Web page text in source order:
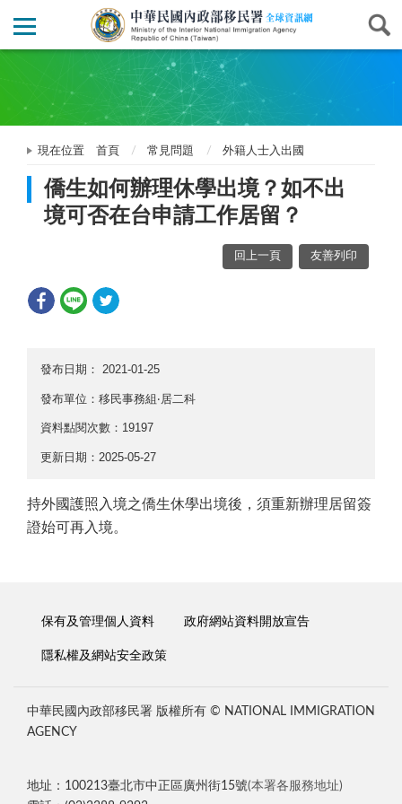
現在位置 首頁 常見問題 外籍人士入出國
僑生如何辦理休學出境？如不出
境可否在台申請工作居留？
回上一頁 友善列印
發布日期： 2021-01-25
發布單位：移民事務組‧居二科
資料點閱次數：19197
更新日期：2025-05-27
持外國護照入境之僑生休學出境後，須重新辦理居留簽
證始可再入境。
保有及管理個人資料 政府網站資料開放宣告
隱私權及網站安全政策
中華民國內政部移民署 版權所有 © NATIONAL IMMIGRATION
AGENCY
地址：100213臺北市中正區廣州街15號(本署各服務地址)